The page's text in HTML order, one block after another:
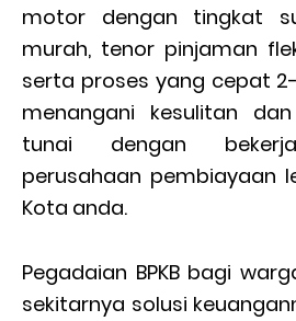
motor dengan tingkat
murah, tenor pinjaman
serta proses yang cepat
menangani kesulitan
tunai dengan
perusahaan pembiayaan
Kota anda.
Pegadaian BPKB bagi
sekitarnya solusi